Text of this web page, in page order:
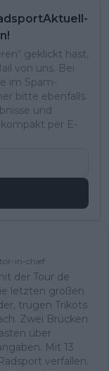
geklickt hast,
von uns. Bei
im Spam-
bitte ebenfalls.
und
per E-
in-chief
der Tour de
letzten großen
trugen Trikots
Zwei Brücken
über
Mit 13
verfallen.